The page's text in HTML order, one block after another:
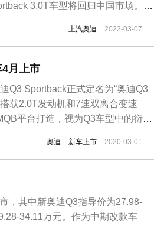
3.0T车型将回归中国市场。据
上汽奥迪 2022-03-07
月上市
Q3 Sportback正式定名为“奥迪Q3
载2.0T发动机和7速双离合变速
平台打造，视为Q3车型中的衍生
。车身侧面是新车的最大亮点，也
奥迪 新车上市 2020-03-01
，其中新奥迪Q3指导价为27.98-
34.11万元。作为中期改款车